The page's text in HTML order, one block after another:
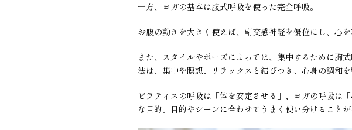
一方、ヨガの基本は腹式呼吸を使った完全呼吸。
お腹の動きを大きく使えば、副交感神経を優位にし、心を
また、スタイルやポーズによっては、集中するために胸
法は、集中や瞑想、リラックスと結びつき、心身の調和を
ピラティスの呼吸は「体を安定させる」、ヨガの呼吸は
な目的。目的やシーンに合わせてうまく使い分けることが